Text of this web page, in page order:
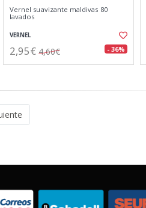
Vernel suavizante maldivas 80
lavados
VERNEL
2,95€ 4,60€ - 36%